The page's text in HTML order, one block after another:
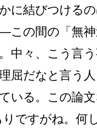
結びつける
この間の「無
中々、こう言
だなと言う人
いる。この論
ですがね。何